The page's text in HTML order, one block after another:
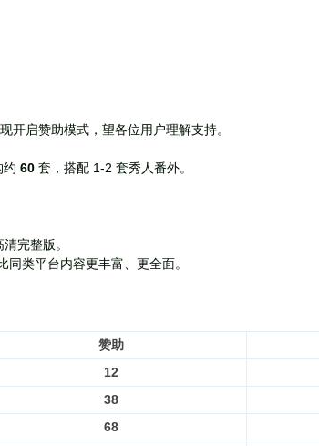
开启赞助模式，望各位用户理解支持。
约 60 套， 搭配 1-2 套秀人番外。
完整版。
同类平台内容更丰富、更全面。
赞助
12
38
68